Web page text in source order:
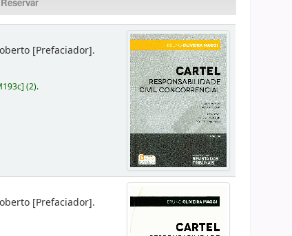
[Prefaciador].
](2).
[Prefaciador].